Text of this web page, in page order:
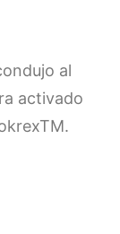
al
activado